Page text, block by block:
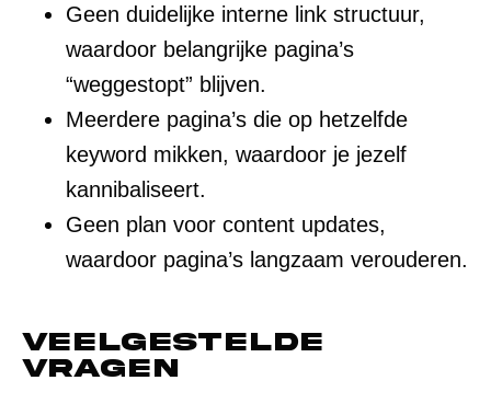
Geen duidelijke interne link structuur,
waardoor belangrijke pagina’s
“weggestopt” blijven.
Meerdere pagina’s die op hetzelfde
keyword mikken, waardoor je jezelf
kannibaliseert.
Geen plan voor content updates,
waardoor pagina’s langzaam verouderen.
Veelgestelde
vragen